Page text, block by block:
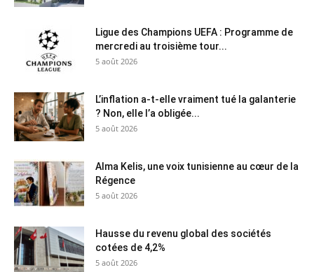
Ligue des Champions UEFA : Programme de
mercredi au troisième tour...
5 août 2026
L’inflation a-t-elle vraiment tué la galanterie
? Non, elle l’a obligée...
5 août 2026
Alma Kelis, une voix tunisienne au cœur de la
Régence
5 août 2026
Hausse du revenu global des sociétés
cotées de 4,2%
5 août 2026